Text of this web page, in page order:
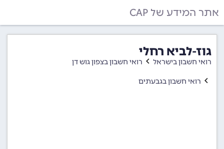
אתר המידע של CAP
גוז-לביא רחלי
רואי חשבון בישראל רואי חשבון בצפון גוש דן
רואי חשבון בגבעתים